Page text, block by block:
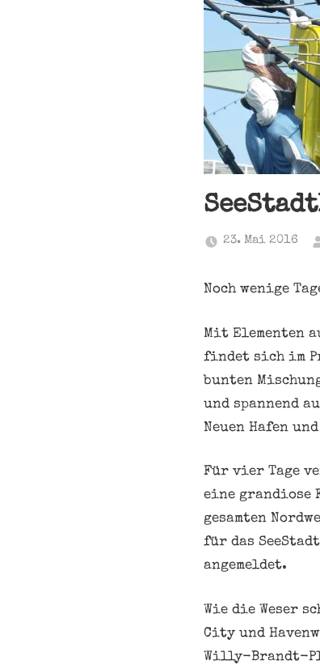
23. Mai 2016
Noch wenige
Mit Elementen
findet sich im
bunten
und spannend
Neuen Hafen
Für vier Tage
eine grandiose
gesamten
für das
angemeldet.
Wie die Weser
City und
Willy-Brandt-